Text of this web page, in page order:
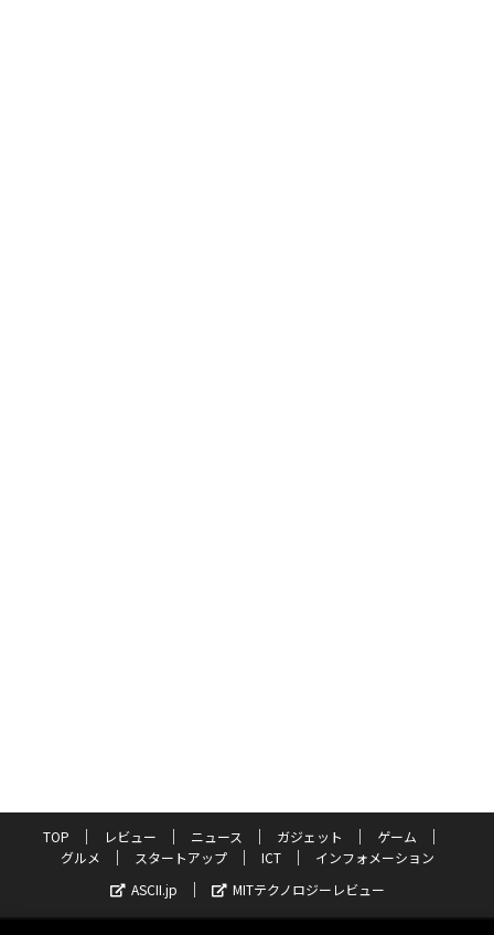
TOP レビュー ニュース ガジェット
ゲーム
グルメ
スタートアップ ICT
インフォメーション
ASCII.jp
MITテクノロジーレビュー